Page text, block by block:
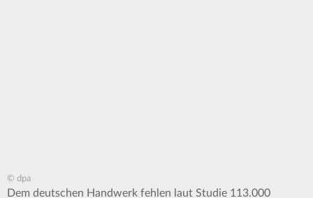
© dpa
Dem deutschen Handwerk fehlen laut Studie 113.000